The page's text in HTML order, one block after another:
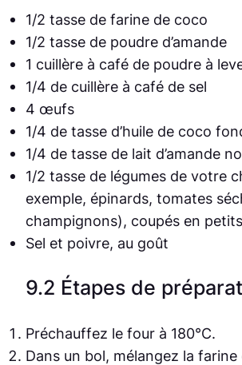
1/2 tasse de farine de coco
1/2 tasse de poudre d’amande
1 cuillère à café de poudre à
1/4 de cuillère à café de sel
4 œufs
1/4 de tasse d’huile de coco
1/4 de tasse de lait d’amande
1/2 tasse de légumes de votre
exemple, épinards, tomates
champignons), coupés en
Sel et poivre, au goût
9.2 Étapes de
Préchauffez le four à 180°C.
Dans un bol, mélangez la farine